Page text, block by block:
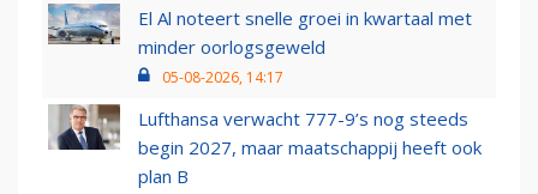
El Al noteert snelle groei in kwartaal met
minder oorlogsgeweld
05-08-2026, 14:17
Lufthansa verwacht 777-9’s nog steeds
begin 2027, maar maatschappij heeft ook
plan B